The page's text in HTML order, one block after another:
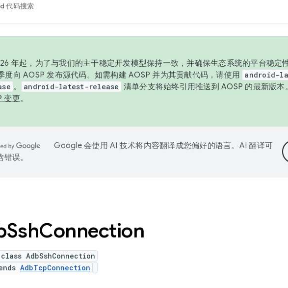
代码搜索
年起，为了与我们的主干稳定开发模型保持一致，并确保生态系统的平台稳定
度向 AOSP 发布源代码。如需构建 AOSP 并为其贡献代码，请使用 android-
。 android-latest-release 清单分支将始终引用推送到 AOSP 的最新版
变更。
Google 会使用 AI 技术将内容翻译成您偏好的语言。AI 翻译可
误。
SshConnection
AdbSshConnection
AdbTcpConnection